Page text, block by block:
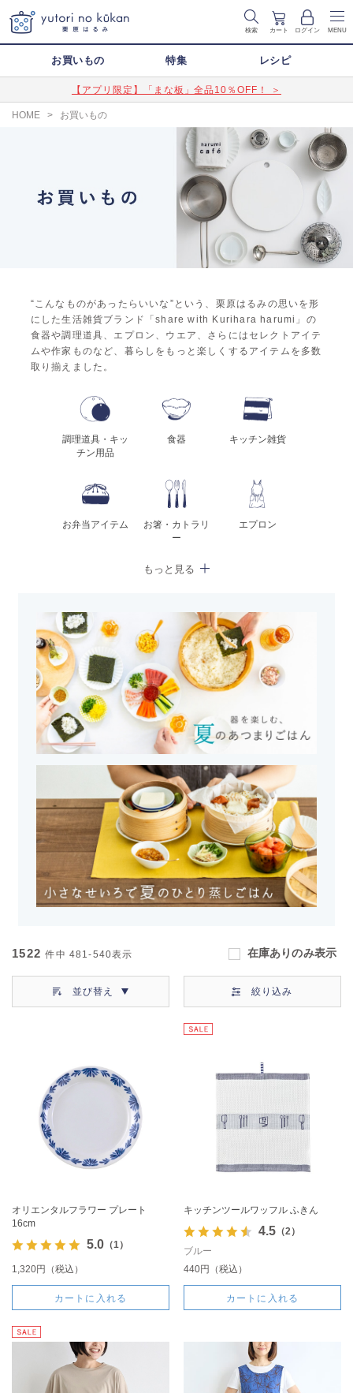
検索 カート ログイン MENU
お買いもの 特集 レシピ
【アプリ限定】「まな板」全品10％OFF！ ＞
HOME > お買いもの
“こんなものがあったらいいな”という、栗原はるみの思いを形
にした生活雑貨ブランド「share with Kurihara harumi」の
食器や調理道具、エプロン、ウエア、さらにはセレクトアイテ
ムや作家ものなど、暮らしをもっと楽しくするアイテムを多数
取り揃えました。
調理道具・キッ
チン用品
食器 キッチン雑貨
お弁当アイテム
お箸・カトラリ
ー
エプロン
1522 件中 481-540表示 在庫ありのみ表示
並び替え 絞り込み
オリエンタルフラワー プレート
16cm
5.0（1）
1,320円（税込）
カートに入れる
キッチンツールワッフル ふきん
4.5（2）
ブルー
440円（税込）
カートに入れる